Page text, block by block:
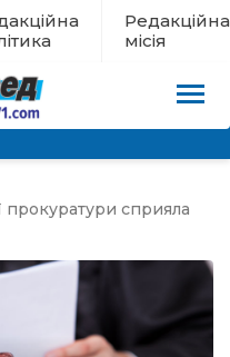
Редакційна
місія
прокуратури сприяла